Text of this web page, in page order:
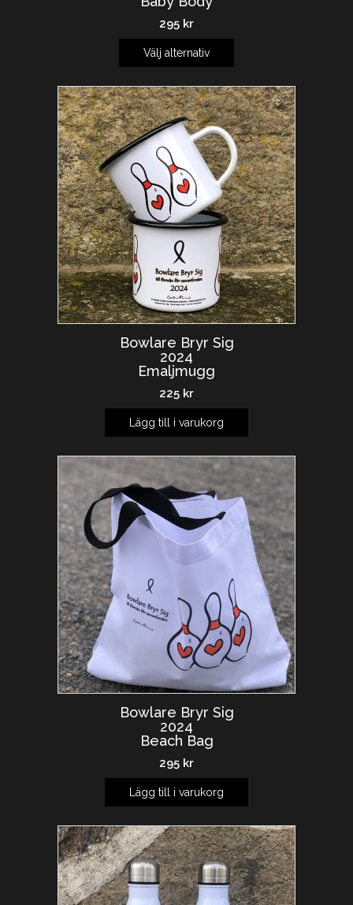
295 kr
Välj alternativ
Bowlare Bryr Sig
2024
Emaljmugg
225 kr
Lägg till i varukorg
Bowlare Bryr Sig
2024
Beach Bag
295 kr
Lägg till i varukorg